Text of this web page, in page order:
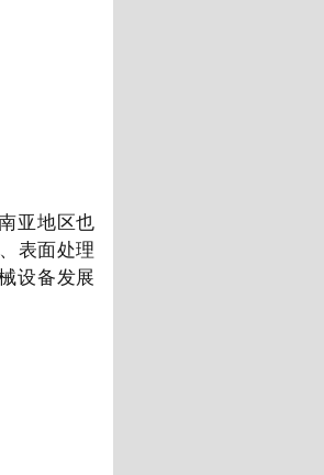
亚地区也
表面处理
设备发展